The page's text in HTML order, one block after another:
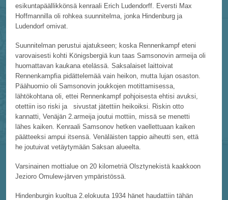
esikuntapäällikkönsä kenraali Erich Ludendorff. Eversti Max
Hoffmannilla oli rohkea suunnitelma, jonka Hindenburg ja
Ludendorf omivat.
Suunnitelman perustui ajatukseen; koska Rennenkampf eteni
varovaisesti kohti Königsbergiä kun taas Samsonovin armeija oli
huomattavan kaukana etelässä. Saksalaiset laittoivat
Rennenkampfia pidättelemää vain heikon, mutta lujan osaston.
Päähuomio oli Samsonovin joukkojen motittamisessa,
lähtökohtana oli, ettei Rennenkampf pohjoisesta ehtisi avuksi,
otettiin iso riski ja
sivustat jätettiin heikoiksi. Riskin otto
kannatti, Venäjän 2.armeija joutui mottiin, missä se menetti
lähes kaiken. Kenraali Samsonov hetken vaellettuaan kaiken
päätteeksi ampui itsensä. Venäläisten tappio aiheutti sen, että
he joutuivat vetäytymään Saksan alueelta.
Varsinainen mottialue on 20 kilometriä Olsztynekistä kaakkoon
Jezioro Omulew-järven ympäristössä.
Hindenburgin kuoltua 2.elokuuta 1934 hänet haudattiin tähän